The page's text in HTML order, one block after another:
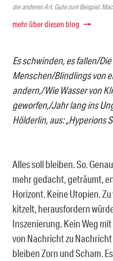
der anderen Art. Gute zum Beispiel.
mehr über diesen blog
Es schwinden, es fallen/
Menschen/Blindlings von
andern,/Wie Wasser von
geworfen,/Jahr lang ins
Hölderlin, aus: „Hyperions
Alles soll bleiben. So.
mehr gedacht, geträumt,
Horizont. Keine Utopien.
kitzelt, herausfordern
Inszenierung. Kein Weg
von Nachricht zu
bleiben Zorn und Scham.